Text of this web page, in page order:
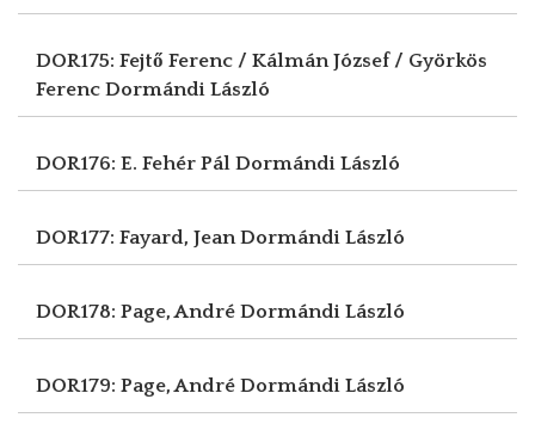
DOR175: Fejtő Ferenc / Kálmán József / Györkös
Ferenc Dormándi László
DOR176: E. Fehér Pál Dormándi László
DOR177: Fayard, JeanDormándi László
DOR178: Page, André Dormándi László
DOR179: Page, André Dormándi László